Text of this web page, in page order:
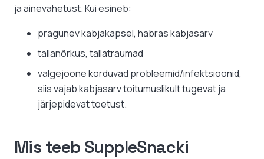
ja ainevahetust. Kui esineb:
pragunev kabjakapsel, habras kabjasarv
tallanõrkus, tallatraumad
valgejoone korduvad probleemid/infektsioonid,
siis vajab kabjasarv toitumuslikult tugevat ja
järjepidevat toetust.
Mis teeb SuppleSnacki